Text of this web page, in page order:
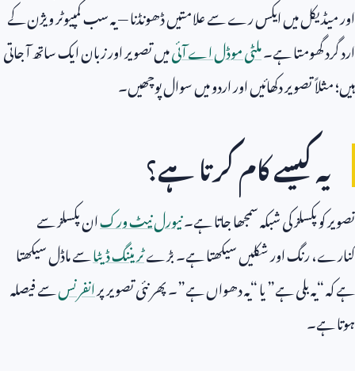
اور میڈیکل میں ایکس رے سے علامتیں ڈھونڈنا — یہ سب کمپیوٹر ویژن کے
ارد گرد گھومتا ہے۔ملٹی موڈل اے آئیمیں تصویر اور زبان ایک ساتھ آ جاتی
ہیں؛ مثلاً تصویر دکھائیں اور اردو میں سوال پوچھیں۔
یہ کیسے کام کرتا ہے؟
تصویر کو پکسلز کی شبکہ سمجھا جاتا ہے۔نیورل نیٹ ورکان پکسلز سے
کنارے، رنگ اور شکلیں سیکھتا ہے۔ بڑےٹریننگ ڈیٹاسے ماڈل سیکھتا
ہے کہ “یہ بلی ہے” یا “یہ دھواں ہے”۔ پھر نئی تصویر پرانفرنسسے فیصلہ
ہوتا ہے۔